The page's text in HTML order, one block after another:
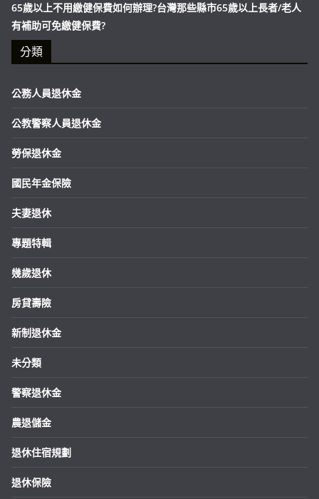
65歲以上不用繳健保費如何辦理?台灣那些縣市65歲以上長者/老人
有補助可免繳健保費?
分類
公務人員退休金
公教警察人員退休金
勞保退休金
國民年金保險
夫妻退休
專題特輯
幾歲退休
房貸壽險
新制退休金
未分類
警察退休金
農退儲金
退休住宿規劃
退休保險